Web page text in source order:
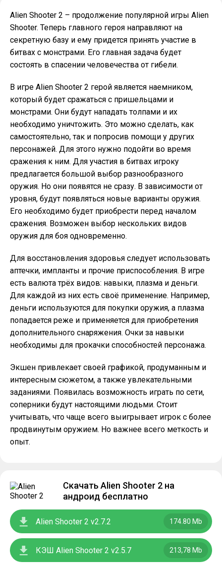
Alien Shooter 2 – продолжение популярной игры Alien
Shooter. Теперь главного героя направляют на
секретную базу и ему придется принять участие в
битвах с монстрами. Его главная задача будет
состоять в спасении человечества от гибели.
В игре Alien Shooter 2 герой является наемником,
который будет сражаться с пришельцами и
монстрами. Они будут нападать толпами и их
необходимо уничтожить. Это можно сделать, как
самостоятельно, так и попросив помощи у других
персонажей. Для этого нужно подойти во время
сражения к ним. Для участия в битвах игроку
предлагается большой выбор разнообразного
оружия. Но они появятся не сразу. В зависимости от
уровня, будут появляться новые варианты оружия.
Его необходимо будет приобрести перед началом
сражения. Возможен выбор нескольких видов
оружия для боя одновременно.
Для восстановления здоровья следует использовать
аптечки, импланты и прочие приспособления. В игре
есть валюта трёх видов: навыки, плазма и деньги.
Для каждой из них есть своё применение. Например,
деньги используются для покупки оружия, а плазма
попадается реже и применяется для приобретения
дополнительного снаряжения. Очки за навыки
необходимы для прокачки способностей персонажа.
Экшен привлекает своей графикой, продуманным и
интересным сюжетом, а также увлекательными
заданиями. Появилась возможность играть по сети,
соперники будут настоящими людьми. Стоит
учитывать, что чаще всего выигрывает игрок с более
продвинутым оружием. Но важнее всего меткость и
опыт.
Скачать Alien Shooter 2 на
андроид бесплатно
Alien Shooter 2 v2.7.2 174.80 Mb
КЭШ Alien Shooter 2 v2.5.7 213,78 Mb